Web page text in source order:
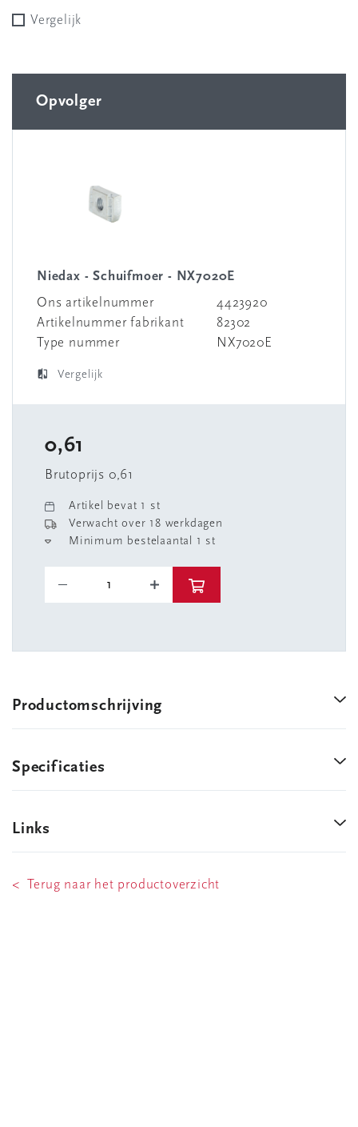
Vergelijk
Opvolger
Niedax - Schuifmoer - NX7020E
Ons artikelnummer
4423920
Artikelnummer fabrikant
82302
Type nummer
NX7020E
Vergelijk
0,61
Brutoprijs 0,61
Artikel bevat 1 st
Verwacht over 18 werkdagen
Minimum bestelaantal 1 st
Productomschrijving
Specificaties
Links
< Terug naar het productoverzicht